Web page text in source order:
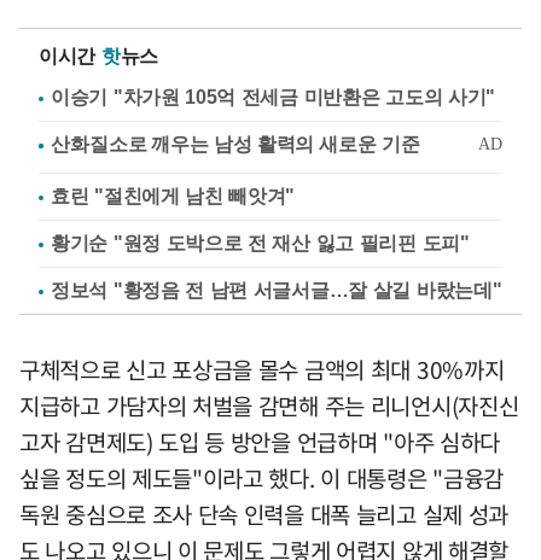
이시간 핫뉴스
이승기 "차가원 105억 전세금 미반환은 고도의 사기"
효린 "절친에게 남친 빼앗겨"
황기순 "원정 도박으로 전 재산 잃고 필리핀 도피"
정보석 "황정음 전 남편 서글서글…잘 살길 바랐는데"
구체적으로 신고 포상금을 몰수 금액의 최대 30%까지
지급하고 가담자의 처벌을 감면해 주는 리니언시(자진신
고자 감면제도) 도입 등 방안을 언급하며 "아주 심하다
싶을 정도의 제도들"이라고 했다. 이 대통령은 "금융감
독원 중심으로 조사 단속 인력을 대폭 늘리고 실제 성과
도 나오고 있으니 이 문제도 그렇게 어렵지 않게 해결할